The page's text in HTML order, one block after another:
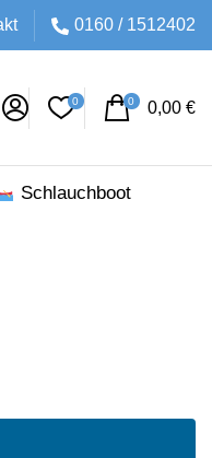
0160 / 1512402
0 0 0,00 €
Schlauchboot